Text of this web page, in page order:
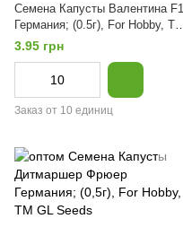
Семена Капусты Валентина F1
Германия; (0.5г), For Hobby, TM
GL Seeds
3.95 грн
Заказ от 10 единиц